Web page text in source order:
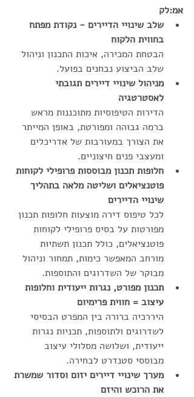
אמ:לק
שלב שינויי הדיירים - נקודת מפתח
בחווית הלקוח
הבטחת המכירה, איכות התכנון וניהול
שלב הביצוע נבחנים בפועל.
מניהול שינויי דיירים תגובתי
לאסטרטגיה
הדירות הטיפוסיות מתוכננות מראש
ברמה גבוהה ומפורטת, באופן המייתר
את הצורך במעורבות של אדריכלים
ומעצבי פנים חיצוניים.
חלופות תכנון מבוססות פרופילי לקוחות
פוטנציאלים ושליטה מלאה בתהליך
שינויי הדיירים
לכל טיפוס דירה מוצעות חלופות תכנון
מפורטות על בסיס פרופילי לקוחות
פוטנציאלים, כולל תכנון תשתיות
מורחב המאפשר כימות, תמחור וניהול
מבוקר של השדרוגים והתוספות.
תכנון מפורט, נגרות ייעודית וחלופות
עיצוב = חווית פרימיום
היררכיה ברורה בין המפרט הבסיסי
לשדרוגים ולתוספות, תכניות נגרות
ייעודית, ושלושה מסלולי עיצוב
מבוססי סטנדרט לבחירה.
מערך שינויי דיירים יזום וסדור שמשרת
את הרוכש והיזם